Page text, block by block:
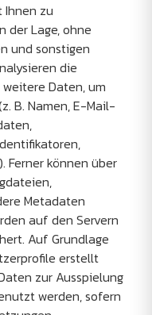
Ihnen zu
der Lage, ohne
und sonstigen
die
Daten, um
B. Namen, E-Mail-
Ferner können über
Metadaten
auf den Servern
Auf Grundlage
erstellt
zur Ausspielung
werden, sofern